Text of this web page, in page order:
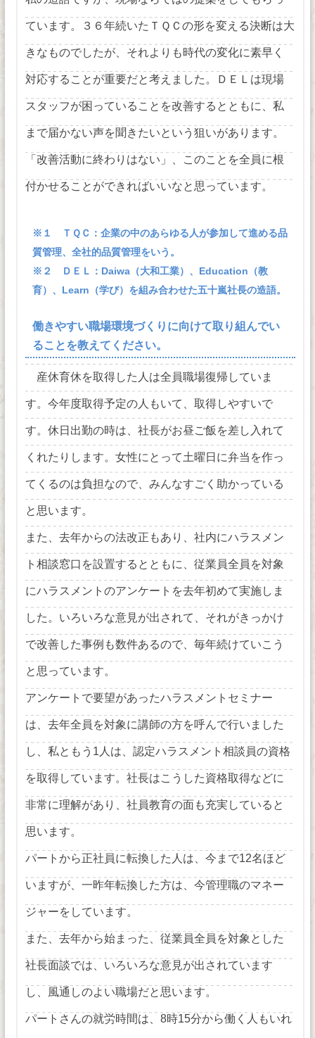
ています。３６年続いたＴＱＣの形を変える決断は大
きなものでしたが、それよりも時代の変化に素早く
対応することが重要だと考えました。ＤＥＬは現場
スタッフが困っていることを改善するとともに、私
まで届かない声を聞きたいという狙いがあります。
「改善活動に終わりはない」、このことを全員に根
付かせることができればいいなと思っています。
※１ ＴＱＣ：企業の中のあらゆる人が参加して進める品
質管理、全社的品質管理をいう。
※２ ＤＥＬ：Daiwa（大和工業）、Education（教
育）、Learn（学び）を組み合わせた五十嵐社長の造語。
働きやすい職場環境づくりに向けて取り組んでい
ることを教えてください。
産休育休を取得した人は全員職場復帰していま
す。今年度取得予定の人もいて、取得しやすいで
す。休日出勤の時は、社長がお昼ご飯を差し入れて
くれたりします。女性にとって土曜日に弁当を作っ
てくるのは負担なので、みんなすごく助かっている
と思います。
また、去年からの法改正もあり、社内にハラスメン
ト相談窓口を設置するとともに、従業員全員を対象
にハラスメントのアンケートを去年初めて実施しま
した。いろいろな意見が出されて、それがきっかけ
で改善した事例も数件あるので、毎年続けていこう
と思っています。
アンケートで要望があったハラスメントセミナー
は、去年全員を対象に講師の方を呼んで行いました
し、私ともう1人は、認定ハラスメント相談員の資格
を取得しています。社長はこうした資格取得などに
非常に理解があり、社員教育の面も充実していると
思います。
パートから正社員に転換した人は、今まで12名ほど
いますが、一昨年転換した方は、今管理職のマネー
ジャーをしています。
また、去年から始まった、従業員全員を対象とした
社長面談では、いろいろな意見が出されています
し、風通しのよい職場だと思います。
パートさんの就労時間は、8時15分から働く人もいれ